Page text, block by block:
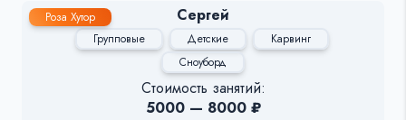
Роза Хутор Сергей
Групповые Детские
Карвинг
Сноуборд
Стоимость занятий:
5000 — 8000 ₽